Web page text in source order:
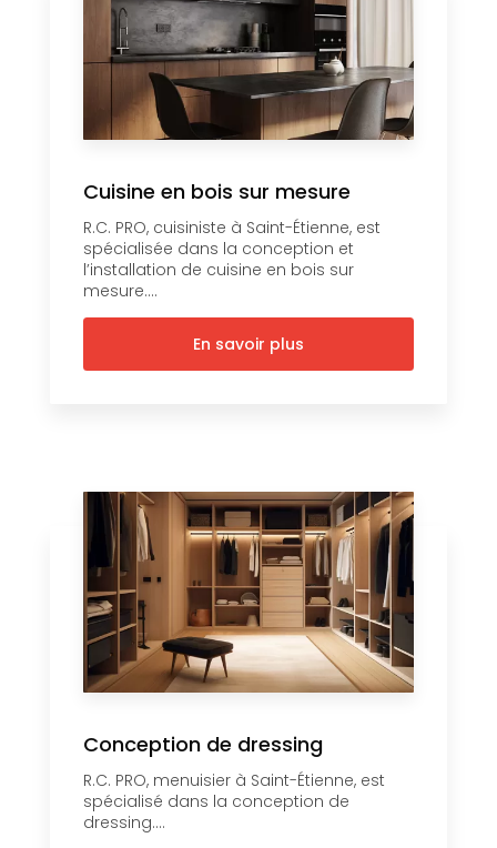
Cuisine en bois sur mesure
R.C. PRO, cuisiniste à Saint-Étienne, est
spécialisée dans la conception et
l’installation de cuisine en bois sur
mesure....
En savoir plus
Conception de dressing
R.C. PRO, menuisier à Saint-Étienne, est
spécialisé dans la conception de
dressing....